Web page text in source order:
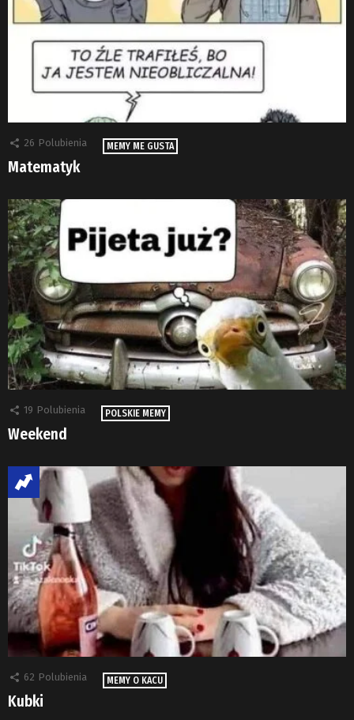
26 Polubienia MEMY ME GUSTA
Matematyk
19 Polubienia POLSKIE MEMY
Weekend
62 Polubienia MEMY O KACU
Kubki